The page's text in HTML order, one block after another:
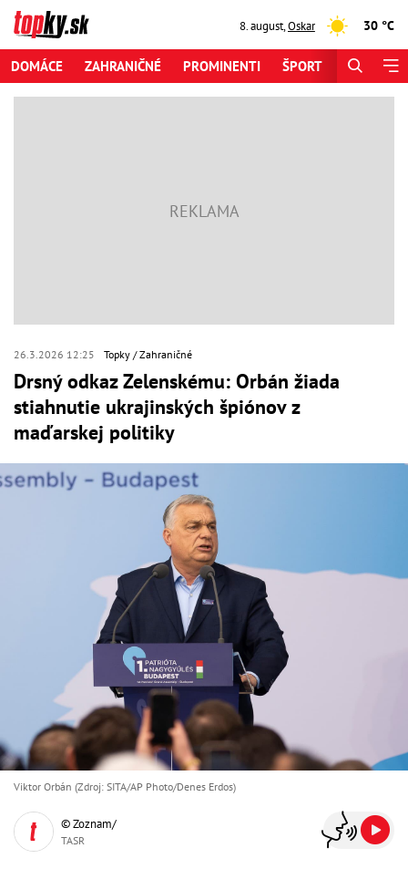
8. august,Oskar 30 °C
DOMÁCE ZAHRANIČNÉ PROMINENTI ŠPORT
26.3.2026 12:25 Topky Zahraničné
Drsný odkaz Zelenskému: Orbán žiada
stiahnutie ukrajinských špiónov z
maďarskej politiky
Viktor Orbán (Zdroj: SITA/AP Photo/Denes Erdos)
© Zoznam/
TASR